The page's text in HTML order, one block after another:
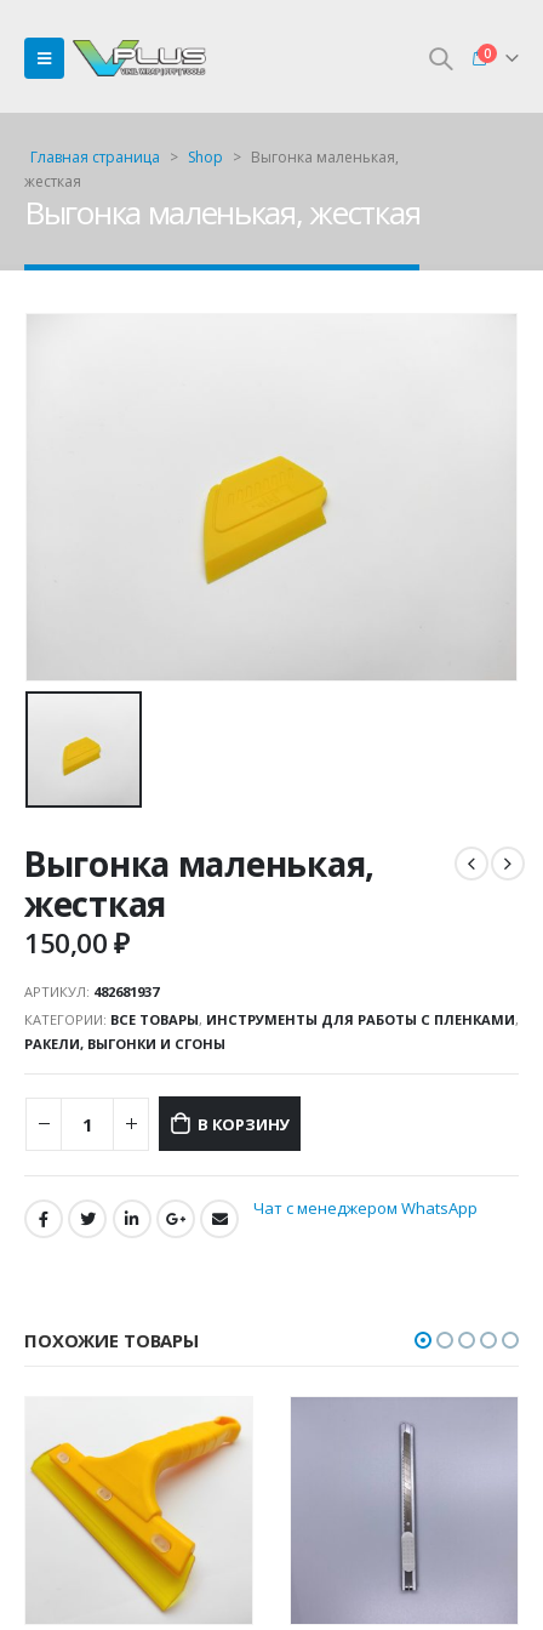
0
Главная страница > Shop > Выгонка маленькая,
жесткая
Выгонка маленькая, жесткая
Выгонка маленькая,
жесткая
150,00₽
АРТИКУЛ: 482681937
КАТЕГОРИИ: ВСЕ ТОВАРЫ, ИНСТРУМЕНТЫ ДЛЯ РАБОТЫ С ПЛЕНКАМИ,
РАКЕЛИ, ВЫГОНКИ И СГОНЫ
В КОРЗИНУ
Чат с менеджером WhatsApp
ПОХОЖИЕ ТОВАРЫ